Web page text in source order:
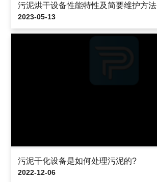
污泥烘干设备性能特性及简要维护方法
2023-05-13
污泥干化设备是如何处理污泥的?
2022-12-06